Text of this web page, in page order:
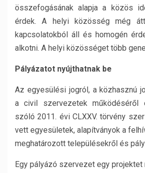
összefogásának alapja a közös
érdek. A helyi közösség még
kapcsolatokból áll és homogén
alkotni. A helyi közösséget több
Pályázatot nyújthatnak be
Az egyesülési jogról, a közhasznú
a civil szervezetek működéséről
szóló 2011. évi CLXXV. törvény
vett egyesületek, alapítványok a
meghatározott településekről és
Egy pályázó szervezet egy projektet